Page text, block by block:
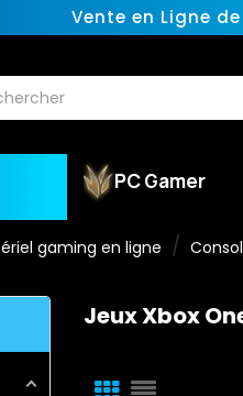
Vente en Ligne de
PC Gamer
gaming en ligne
Jeux Xbox